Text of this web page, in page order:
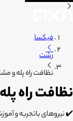
فیکسا
رشت
نظافت راه پله و
نظافت راه
✔️نیروهای باتجربه و